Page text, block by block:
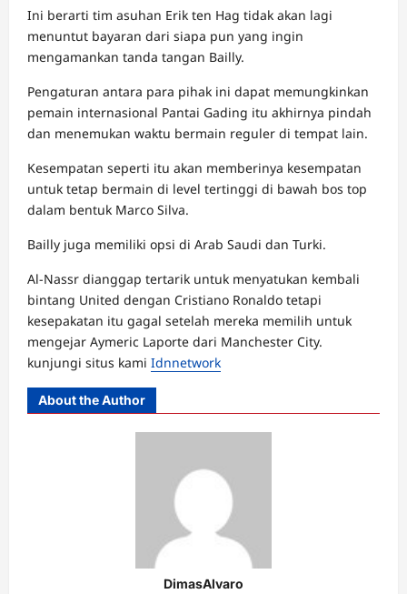
Ini berarti tim asuhan Erik ten Hag tidak akan lagi
menuntut bayaran dari siapa pun yang ingin
mengamankan tanda tangan Bailly.
Pengaturan antara para pihak ini dapat memungkinkan
pemain internasional Pantai Gading itu akhirnya pindah
dan menemukan waktu bermain reguler di tempat lain.
Kesempatan seperti itu akan memberinya kesempatan
untuk tetap bermain di level tertinggi di bawah bos top
dalam bentuk Marco Silva.
Bailly juga memiliki opsi di Arab Saudi dan Turki.
Al-Nassr dianggap tertarik untuk menyatukan kembali
bintang United dengan Cristiano Ronaldo tetapi
kesepakatan itu gagal setelah mereka memilih untuk
mengejar Aymeric Laporte dari Manchester City.
kunjungi situs kami Idnnetwork
About the Author
DimasAlvaro